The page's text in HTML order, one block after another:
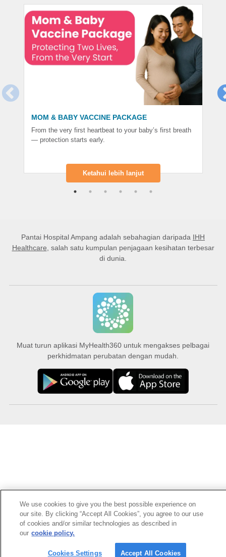
MOM & BABY VACCINE PACKAGE
From the very first heartbeat to your baby’s first breath
— protection starts early.
Ketahui lebih lanjut
Pantai Hospital Ampang adalah sebahagian daripada IHH
Healthcare , salah satu kumpulan penjagaan kesihatan terbesar
di dunia.
Muat turun aplikasi MyHealth360 untuk mengakses pelbagai
perkhidmatan perubatan dengan mudah.
We use cookies to give you the best possible experience on
our site. By clicking “Accept All Cookies”, you agree to our use
of cookies and/or similar technologies as described in
our cookie policy.
Cookies Settings Accept All Cookies